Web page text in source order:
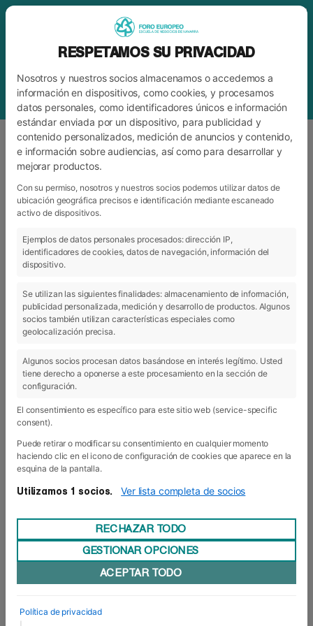
ETIQUETACICLO DE FORMACIÓN
PROFESIONAL SUPERIOR OFICIAL
ARCHIVO CATEGORÍAS
19 Ene 2018
Convocatoria Erasmus+ 2017/18
la movilidad de estudiantes y el aprendizaje en el
RESPETAMOS SU PRIVACIDAD
Nosotros y nuestros socios almacenamos o accedemos a
información en dispositivos, como cookies, y procesamos
datos personales, como identificadores únicos e información
estándar enviada por un dispositivo, para publicidad y
contenido personalizados, medición de anuncios y contenido,
e información sobre audiencias, así como para desarrollar y
mejorar productos.
Con su permiso, nosotros y nuestros socios podemos utilizar datos de
ubicación geográfica precisos e identificación mediante escaneado
activo de dispositivos.
Ejemplos de datos personales procesados: dirección IP,
identificadores de cookies, datos de navegación, información del
dispositivo.
Se utilizan las siguientes finalidades: almacenamiento de información,
publicidad personalizada, medición y desarrollo de productos. Algunos
socios también utilizan características especiales como
geolocalización precisa.
Algunos socios procesan datos basándose en interés legítimo. Usted
tiene derecho a oponerse a este procesamiento en la sección de
configuración.
El consentimiento es específico para este sitio web (service-specific
consent).
Puede retirar o modificar su consentimiento en cualquier momento
haciendo clic en el icono de configuración de cookies que aparece en la
esquina de la pantalla.
Utilizamos 1 socios. Ver lista completa de socios
RECHAZAR TODO
GESTIONAR OPCIONES
ACEPTAR TODO
Política de privacidad